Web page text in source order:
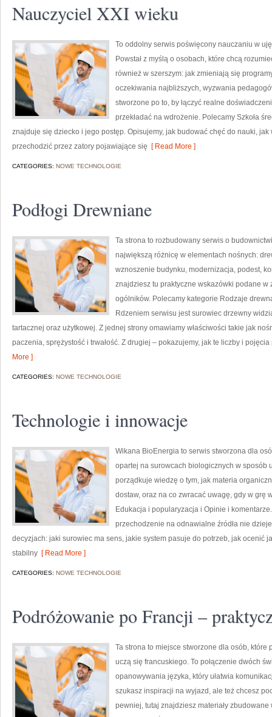
Nauczyciel XXI wieku
To oddolny serwis poświęcony nauczaniu w
Powstał z myślą o osobach, które chcą
również w szerszym: jak zmieniają się
oczekiwania najbliższych, wyzwania
stworzone po to, by łączyć realne
przekładać na wdrożenie. Polecamy Szkoła
znajduje się dziecko i jego postęp. Opisujemy, jak budować chęć do nauki,
przechodzić przez zatory pojawiające się [ Read More ]
CATEGORIES: NOWE TECHNOLOGIE
Podłogi Drewniane
Ta strona to rozbudowany serwis o
największą różnicę w elementach nośnych:
wznoszenie budynku, modernizacja, podest,
znajdziesz tu praktyczne wskazówki podane w
ogólników. Polecamy kategorie Rodzaje
Rdzeniem serwisu jest surowiec drzewny
tartacznej oraz użytkowej. Z jednej strony omawiamy właściwości takie jak
paczenia, sprężystość i trwałość. Z drugiej – pokazujemy, jak te liczby i
More ]
CATEGORIES: NOWE TECHNOLOGIE
Technologie i innowacje
Wikana BioEnergia to serwis stworzona dla
opartej na surowcach biologicznych w sposób
porządkuje wiedzę o tym, jak materia
dostaw, oraz na co zwracać uwagę, gdy w grę
Edukacja i popularyzacja i Opinie i
przechodzenie na odnawialne źródła nie
decyzjach: jaki surowiec ma sens, jakie system pasuje do potrzeb, jak ocenić
stabilny [ Read More ]
CATEGORIES: NOWE TECHNOLOGIE
Podróżowanie po Francji –
Ta strona to miejsce stworzone dla osób,
uczą się francuskiego. To połączenie dwóch
opanowywania języka, który ułatwia
szukasz inspiracji na wyjazd, ale też chcesz
pewniej, tutaj znajdziesz materiały